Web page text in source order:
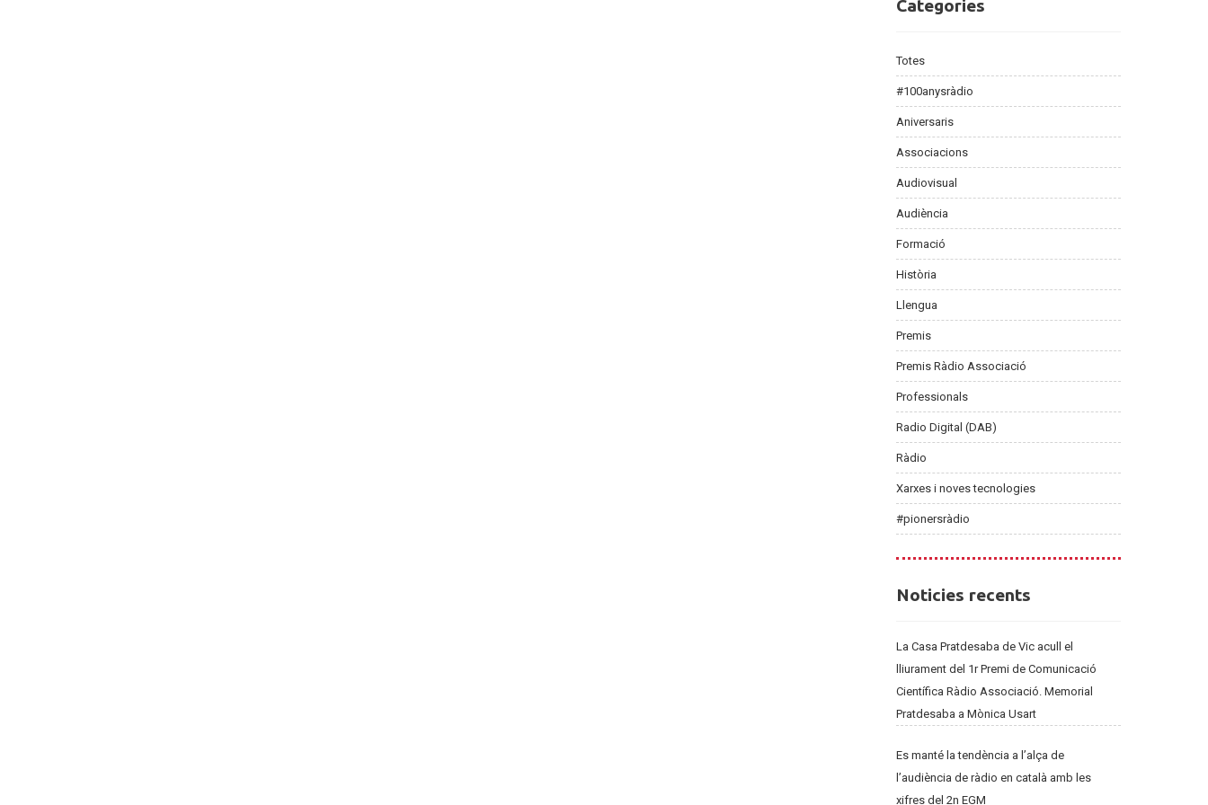
Categories
Totes
#100anysràdio
Aniversaris
Associacions
Audiovisual
Audiència
Formació
Història
Llengua
Premis
Premis Ràdio Associació
Professionals
Radio Digital (DAB)
Ràdio
Xarxes i noves tecnologies
#pionersràdio
Noticies
Noticies recents
La Casa Pratdesaba de Vic acull el
lliurament del 1r Premi de Comunicació
Científica Ràdio Associació. Memorial
Pratdesaba a Mònica Usart
Es manté la tendència a l’alça de
l’audiència de ràdio en català amb les
xifres del 2n EGM